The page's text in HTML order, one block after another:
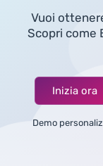
Vuoi
Scopri come
Inizia ora
Demo